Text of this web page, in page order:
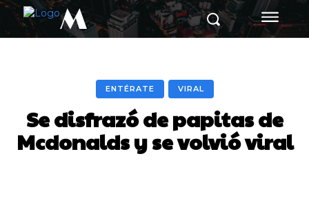
M
ENTÉRATE VIRAL
Se disfrazó de papitas de
Mcdonalds y se volvió viral